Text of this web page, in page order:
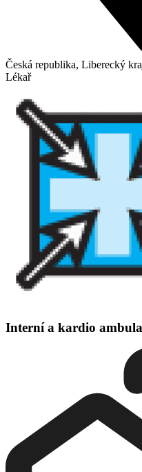
Česká republika, Liberecký
Lékař
Interní a kardio